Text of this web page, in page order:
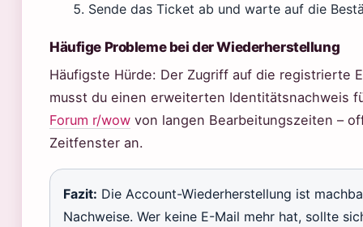
Sende das Ticket ab und warte auf die
Häufige Probleme bei der Wiederherstellung
Häufigste Hürde: Der Zugriff auf die registrierte
musst du einen erweiterten Identitätsnachweis
Forum r/wow von langen Bearbeitungszeiten –
Zeitfenster an.
Fazit: Die Account-Wiederherstellung ist
Nachweise. Wer keine E-Mail mehr hat, sollte